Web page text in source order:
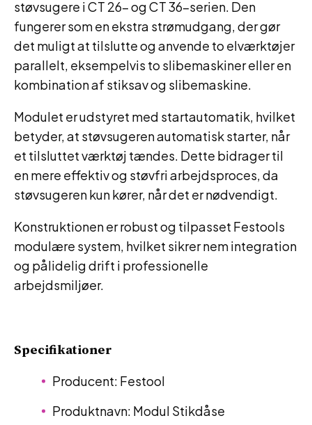
støvsugere i CT 26- og CT 36-serien. Den
fungerer som en ekstra strømudgang, der gør
det muligt at tilslutte og anvende to elværktøjer
parallelt, eksempelvis to slibemaskiner eller en
kombination af stiksav og slibemaskine.
Modulet er udstyret med startautomatik, hvilket
betyder, at støvsugeren automatisk starter, når
et tilsluttet værktøj tændes. Dette bidrager til
en mere effektiv og støvfri arbejdsproces, da
støvsugeren kun kører, når det er nødvendigt.
Konstruktionen er robust og tilpasset Festools
modulære system, hvilket sikrer nem integration
og pålidelig drift i professionelle
arbejdsmiljøer.
Specifikationer
Producent: Festool
Produktnavn: Modul Stikdåse